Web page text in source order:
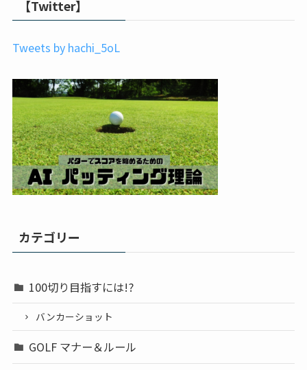
【Twitter】
Tweets by hachi_5oL
カテゴリー
100切り目指すには!?
バンカーショット
GOLF マナー＆ルール